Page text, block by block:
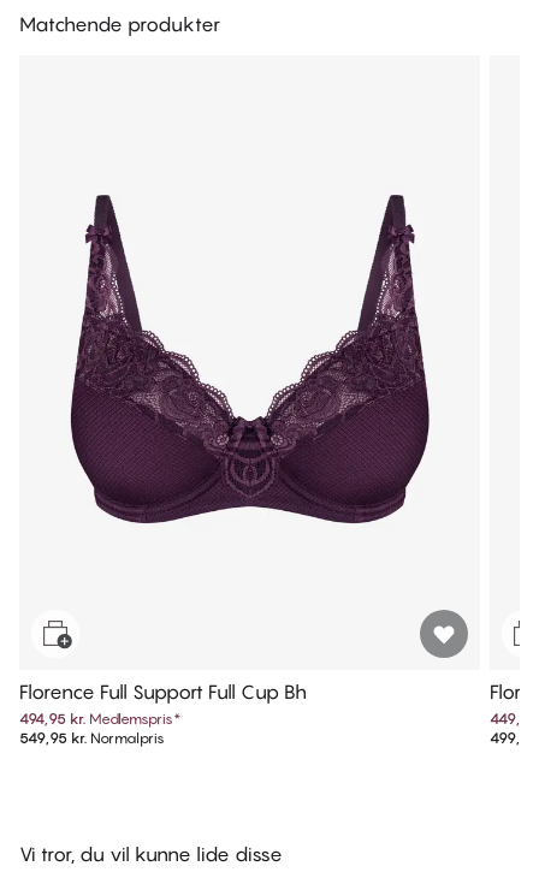
Matchende produkter
Florence Full Support Full Cup Bh
494,95 kr. Medlemspris*
549,95 kr. Normalpris
449,95
499,95
Vi tror, du vil kunne lide disse